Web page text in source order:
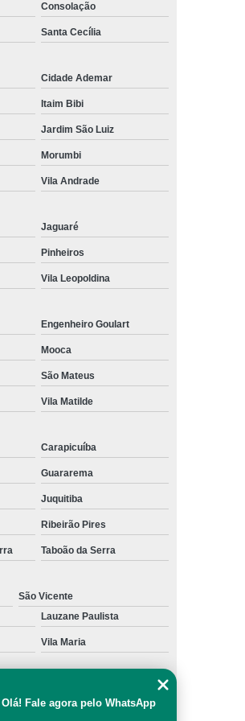
para Barba Ribeirão Pires
na Barba Diadema
Capilar Ribeirão Pires
do Sul
Paulista
da Serra
Pigmentação Capilar
Pigmentação Capilar em 3d
Capilar Feminina
de Couro Cabeludo
Couro Cabeludo
com Micro Ponto
Capilar com Pigmentação
Capilar em Mulheres
Capilar Masculino
Capilar nas Entradas
Tratamento de Calvície
de Calvície Natural
Calvície com Micopigmentação
para Calvície em Homens
Consolação
Santa Cecília
Cidade Ademar
Itaim Bibi
Jardim São Luiz
Morumbi
Vila Andrade
Jaguaré
Pinheiros
Vila Leopoldina
Engenheiro Goulart
Mooca
São Mateus
Vila Matilde
Carapicuíba
Guararema
Juquitiba
Ribeirão Pires
Taboão da Serra
São Vicente
Lauzane Paulista
Vila Maria
do Código Penal –
Olá! Fale agora pelo WhatsApp